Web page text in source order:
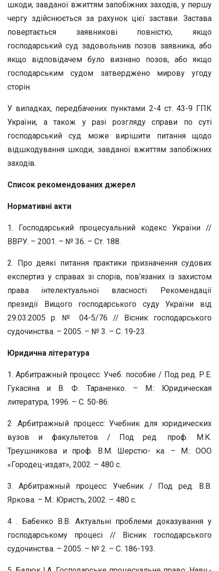
шкоди, завданої вжиттям запобіжних заходів, у першу
чергу здійснюється за рахунок цієї застави. Застава
повертається заявникові повністю, якщо
господарський суд задовольнив позов заявника, або
якщо відповідачем було визнано позов, або якщо
господарським судом затверджено мирову угоду
сторін.
У випадках, передбачених пунктами 2-4 ст. 43-9 ГПК
України, а також у разі розгляду справи по суті
господарський суд може вирішити питання щодо
відшкодування шкоди, завданої вжиттям запобіжних
заходів.
Список рекомендованих джерел
Нормативні акти
1. Господарський процесуальний кодекс України //
ВВРУ. – 2001. – № 36. – Ст. 188.
2. Про деякі питання практики призначення судових
експертиз у справах зі спорів, пов’язаних із захистом
права інтелектуальної власності. Рекомендації
президії Вищого господарського суду України від
29.03.2005 р. № 04-5/76 // Вісник господарського
судочинства. – 2005. – № 3. – С. 19-23.
Юридична література
1. Арбитражный процесс: Учеб. пособие / Под ред. Р.Е.
Гукасяна и B. Ф. Тараненко. – М.: Юридическая
литература, 1996. – С. 50-86.
2 .Арбитражный процесс: Учебник для юридических
вузов и факультетов / Под ред. проф. М.К.
Треушникова и проф. В.М. Шерстю- ка. – М.: ООО
«Городец-издат», 2002. – 480 с.
3. Арбитражный процесс: Учебник / Под ред. В.В.
Яркова. – М.: Юристъ, 2002. – 480 с.
4 . Бабенко В.В. Актуальні проблеми доказування у
господарському процесі // Вісник господарського
судочинства. – 2005. – № 2. – С. 186-193.